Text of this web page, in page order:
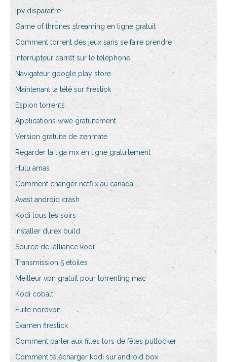
Ipv disparaître
Game of thrones streaming en ligne gratuit
Comment torrent des jeux sans se faire prendre
Interrupteur darrêt sur le téléphone
Navigateur google play store
Maintenant la télé sur firestick
Espion torrents
Applications wwe gratuitement
Version gratuite de zenmate
Regarder la liga mx en ligne gratuitement
Hulu amas
Comment changer netflix au canada
Avast android crash
Kodi tous les soirs
Installer durex build
Source de lalliance kodi
Transmission 5 étoiles
Meilleur vpn gratuit pour torrenting mac
Kodi cobalt
Fuite nordvpn
Examen firestick
Comment parler aux filles lors de fêtes putlocker
Comment télécharger kodi sur android box